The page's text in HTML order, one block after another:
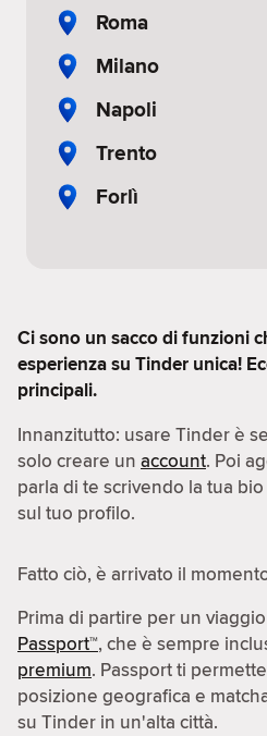
Roma
Milano
Napoli
Trento
Forlì
Ci sono un sacco di funzioni
esperienza su Tinder unica!
principali.
Innanzitutto: usare Tinder è
solo creare un account. Poi
parla di te scrivendo la tua
sul tuo profilo.
Fatto ciò, è arrivato il
Prima di partire per un
Passport™, che è sempre
premium. Passport ti
posizione geografica e
su Tinder in un'alta città.